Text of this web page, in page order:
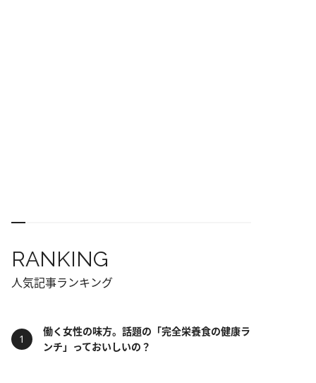
RANKING
人気記事ランキング
働く女性の味方。話題の「完全栄養食の健康ラ
ンチ」っておいしいの？